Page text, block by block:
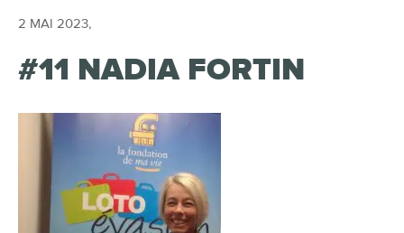
2 MAI 2023,
#11 NADIA FORTIN